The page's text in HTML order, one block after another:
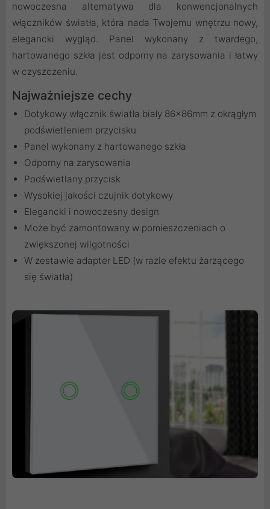
nowoczesna alternatywa dla konwencjonalnych
włączników światła, która nada Twojemu wnętrzu nowy,
elegancki wygląd. Panel wykonany z twardego,
hartowanego szkła jest odporny na zarysowania i łatwy
w czyszczeniu.
Najważniejsze cechy
Dotykowy włącznik światła biały 86x86mm z okrągłym
podświetleniem przycisku
Panel wykonany z hartowanego szkła
Odporny na zarysowania
Podświetlany przycisk
Wysokiej jakości czujnik dotykowy
Elegancki i nowoczesny design
Może być zamontowany w pomieszczeniach o
zwiększonej wilgotności
W zestawie adapter LED (w razie efektu żarzącego
się światła)